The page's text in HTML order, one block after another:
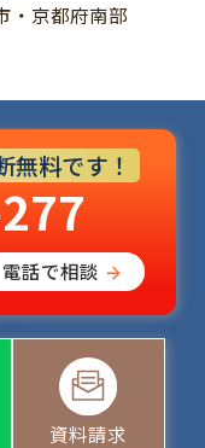
・京都府南部
無料です！
電話で相談
資料請求